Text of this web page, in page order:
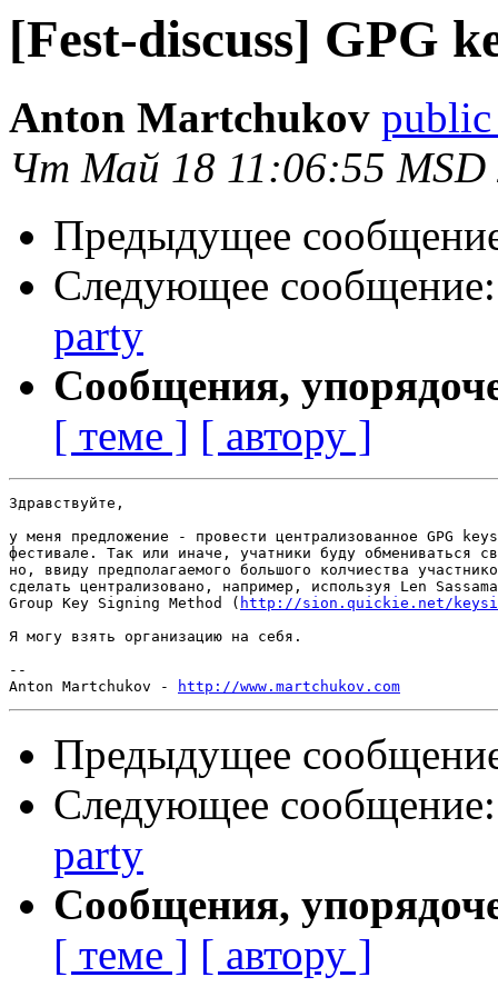
[Fest-discuss] GPG
Anton Martchukov public
Чт Май 18 11:06:55 MSD
Предыдущее
Следующее
party
Сообщения,
[ теме ] [ автору ]
Здравствуйте,
у меня предложение - провести централизованное GPG
фестивале. Так или иначе, учатники буду обмениваться
но, ввиду предполагаемого большого колчиества
сделать централизовано, например, используя Len
Group Key Signing Method ( http://sion.quickie.net/
Я могу взять организацию на себя.
--
Anton Martchukov -
http://www.martchukov.com
Предыдущее
Следующее
party
Сообщения,
[ теме ] [ автору ]